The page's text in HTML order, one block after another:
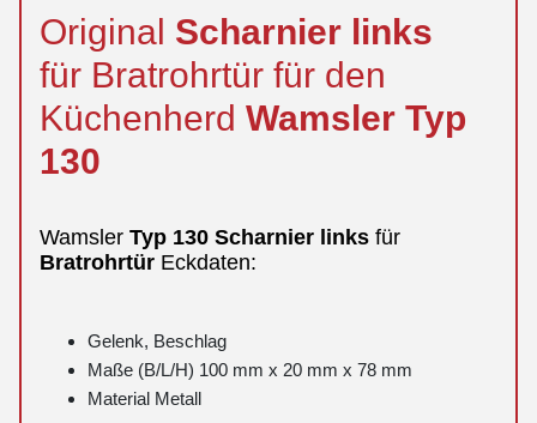
Original Scharnier links
für Bratrohrtür für den
Küchenherd Wamsler Typ
130
Wamsler Typ 130 Scharnier links für
Bratrohrtür Eckdaten:
Gelenk, Beschlag
Maße (B/L/H) 100 mm x 20 mm x 78 mm
Material Metall